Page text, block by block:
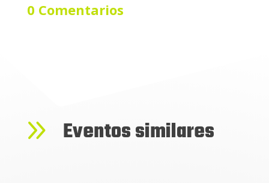
0 Comentarios
9 Eventos similares